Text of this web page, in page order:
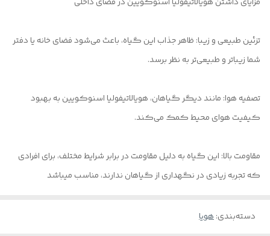
تزئین طبیعی و زیبا: ظاهر جذاب این گیاه، باعث می‌شود فضای خانه یا دفتر
شما زیباتر و طبیعی‌تر به نظر برسد.
تصفیه هوا: مانند دیگر گیاهان، هویالاتیفولیا اسنوکویین به بهبود
کیفیت هوای محیط کمک می‌کند.
مقاومت بالا: این گیاه به دلیل مقاومت در برابر شرایط مختلف، برای افرادی
که تجربه زیادی در نگهداری از گیاهان ندارند، مناسب میباشد
دسته‌بندی:هویا